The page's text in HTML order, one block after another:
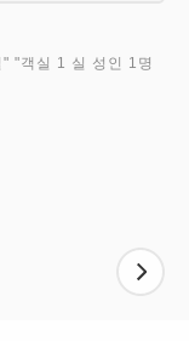
" "객실 1 실 성인 1명